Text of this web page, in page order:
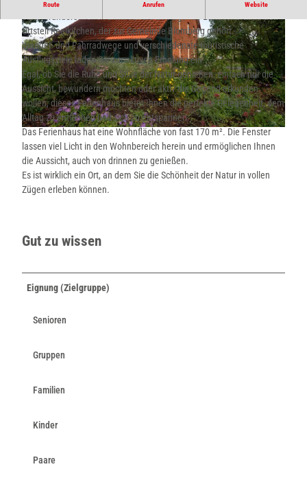
©CC-BY-SA
© CC-BY-SA
Route Anrufen Website
Ortsteil Reelkirchen, der zur Gemeinde Blomberg gehört.
Wander- und Fahrradwege und verschiedenste touristische
Ausflugsziele laden Sie zur aktiven Erholung ein.
Egal, ob Sie die Ruhe und Stille der Natur genießen, einfach nur die
Aussicht, bewundern möchten oder aktiv die Gegend erkunden
wollen, dieses Ferienhaus bietet Ihnen die perfekte Gelegenheit, dem
Alltag zu entfliehen und sich zu entspannen.
Das Ferienhaus hat eine Wohnfläche von fast 170 m². Die Fenster
lassen viel Licht in den Wohnbereich herein und ermöglichen Ihnen
die Aussicht, auch von drinnen zu genießen.
Es ist wirklich ein Ort, an dem Sie die Schönheit der Natur in vollen
Zügen erleben können.
Gut zu wissen
Eignung (Zielgruppe)
Senioren
Gruppen
Familien
Kinder
Paare